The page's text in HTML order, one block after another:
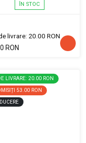
ÎN STOC
livrare: 20.00 RON
RON
LIVRARE: 20.00 RON
53.00 RON